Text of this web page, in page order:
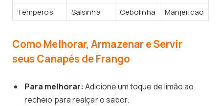
Temperos Salsinha Cebolinha Manjericão
Como Melhorar, Armazenar e Servir
seus Canapés de Frango
Para melhorar: Adicione um toque de limão ao
recheio para realçar o sabor.